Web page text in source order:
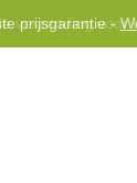
prijsgarantie -
verzending voor